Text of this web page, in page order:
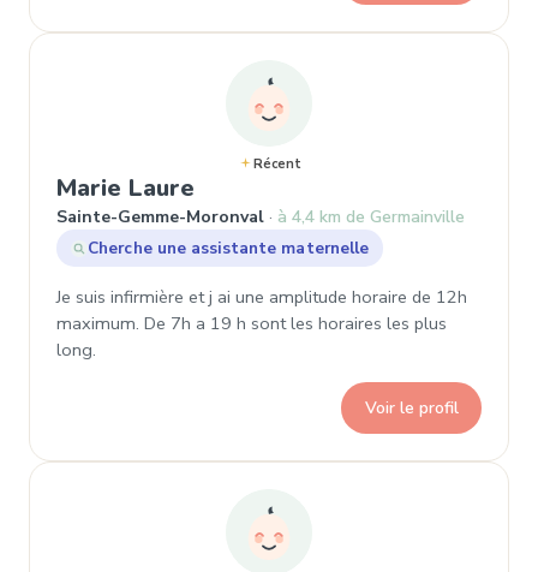
Récent
Marie Laure
Sainte-Gemme-Moronval
à 4,4 km de Germainville
Cherche une assistante maternelle
Je suis infirmière et j ai une amplitude horaire de 12h
maximum. De 7h a 19 h sont les horaires les plus
long.
Voir le profil